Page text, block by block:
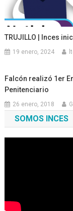
TRUJILLO | Inces
19 enero, 2024
Falcón realizó 1er
Penitenciario
26 enero, 2018
SOMOS INCES